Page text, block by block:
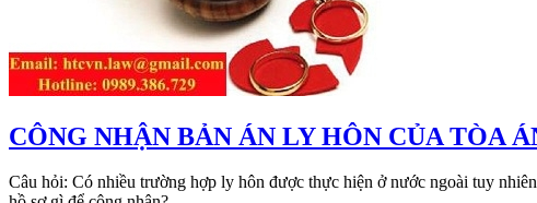
​CÔNG NHẬN BẢN ÁN LY HÔN CỦA TÒA
Câu hỏi: Có nhiều trường hợp ly hôn được thực hiện ở nước ngoài tuy